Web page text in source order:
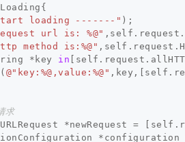
{
loading -------" );
url is: %@" , self . request .
method is:%@" , self . request .
* key in self . request .
( @"key:%@,value:%@" , key ,[ self .
求
*newRequest = self .
* configuration